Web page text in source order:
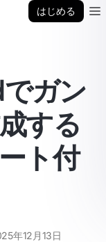
はじめる
ガン
する
ト付
年12月13日